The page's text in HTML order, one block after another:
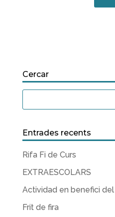
Cercar
Entrades recents
Rifa Fi de Curs
EXTRAESCOLARS
Actividad en benefici del
Frit de fira